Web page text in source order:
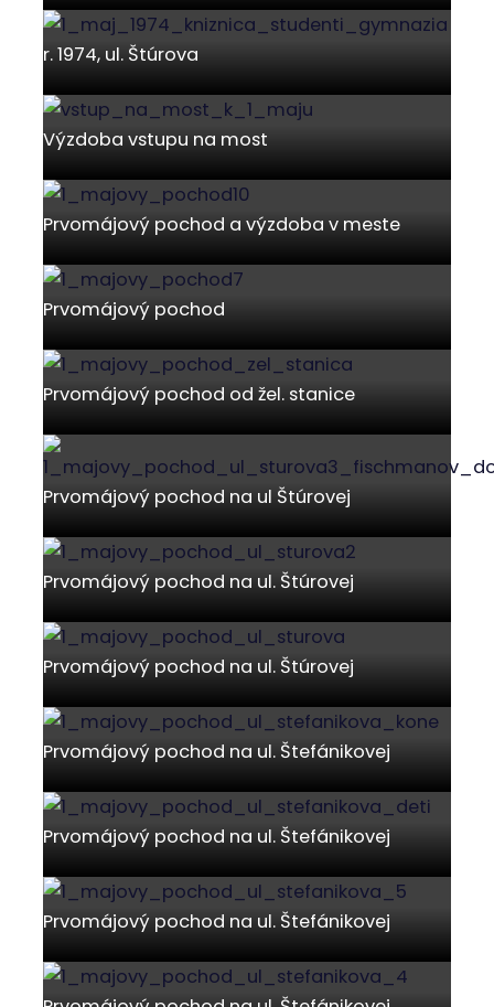
r. 1974, ul. Štúrova
Výzdoba vstupu na most
Prvomájový pochod a výzdoba v meste
Prvomájový pochod
Prvomájový pochod od žel. stanice
Prvomájový pochod na ul Štúrovej
Prvomájový pochod na ul. Štúrovej
Prvomájový pochod na ul. Štúrovej
Prvomájový pochod na ul. Štefánikovej
Prvomájový pochod na ul. Štefánikovej
Prvomájový pochod na ul. Štefánikovej